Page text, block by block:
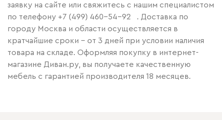
заявку на сайте или свяжитесь с нашим специалистом
по телефону +7 (499) 460-54-92
. Доставка по
городу Москва и области осуществляется в
кратчайшие сроки – от 3 дней при условии наличия
товара на складе. Оформляя покупку в интернет-
магазине Диван.ру, вы получаете качественную
мебель с гарантией производителя 18 месяцев.